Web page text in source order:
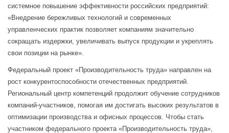
системное повышение эффективности российских предприятий:
«Внедрение бережливых технологий и современных
управленческих практик позволяет компаниям значительно
сокращать издержки, увеличивать выпуск продукции и укреплять
свои позиции на рынке».
Федеральный проект «Производительность труда» направлен на
рост конкурентоспособности отечественных предприятий.
Региональный центр компетенций продолжит обучение сотрудников
компаний-участников, помогая им достигать высоких результатов в
оптимизации производства и офисных процессов. Чтобы стать
участником федерального проекта «Производительность труда»,